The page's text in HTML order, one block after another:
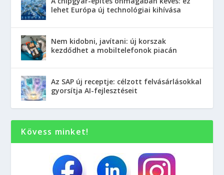
lehet Európa új technológiai kihívása
Nem kidobni, javítani: új korszak
kezdődhet a mobiltelefonok piacán
Az SAP új receptje: célzott felvásárlásokkal
gyorsítja AI-fejlesztéseit
Kövess minket!